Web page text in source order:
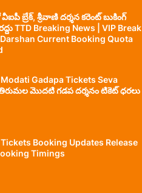
బ్రేక్, శ్రీవాణి దర్శన కరెంట్ బుకింగ్
TTD Breaking News | VIP Break
Current Booking Quota
Gadapa Tickets Seva
మొదటి గడప దర్శనం టికెట్ ధరలు
Booking Updates Release
Timings